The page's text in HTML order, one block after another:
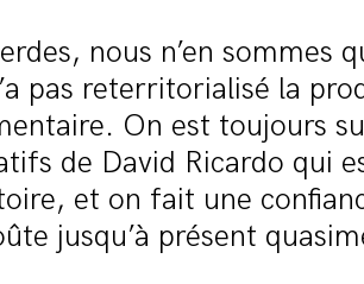
nous n’en sommes
pas reterritorialisé la
On est toujours
de David Ricardo qui
et on fait une
jusqu’à présent